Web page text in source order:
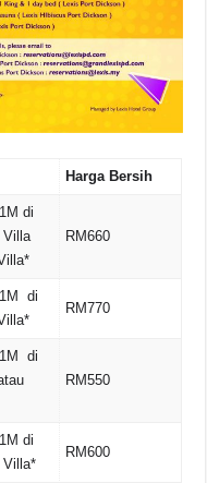
Harga Bersih
di
Villa
RM660
di
RM770
di
RM550
di
Villa*
RM600